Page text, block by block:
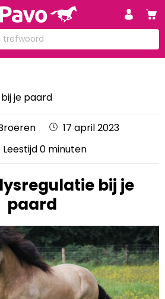
je paard
17 april 2023
Leestijd 0 minuten
bij je
paard